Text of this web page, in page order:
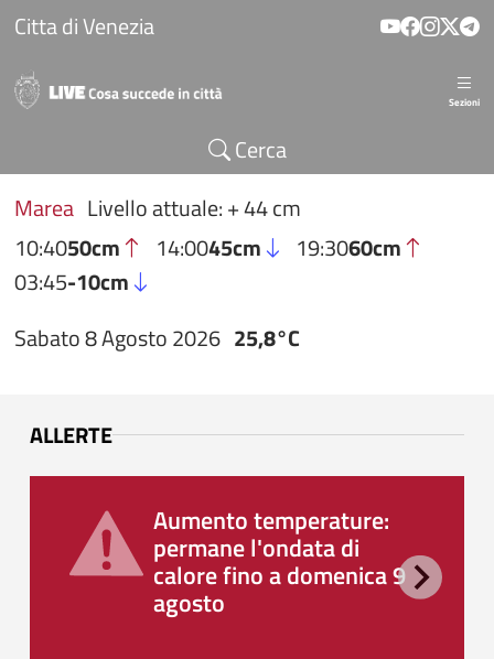
Salta al contenuto principale
Citta di Venezia
Sezioni
Cerca
Marea Livello attuale: + 44 cm
10:4050cm 14:0045cm 19:3060cm
03:45-10cm
Sabato 8 Agosto 2026 25,8°C
ALLERTE
Aumento temperature:
permane l'ondata di
calore fino a domenica 9
agosto